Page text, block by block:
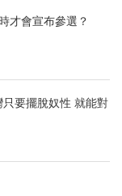
才會宣布參選？
只要擺脫奴性 就能對